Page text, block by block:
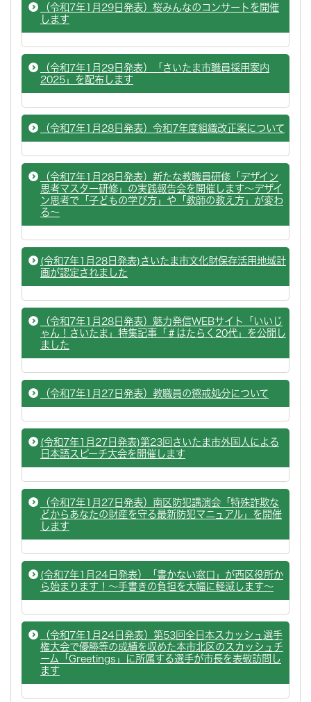
（令和7年1月29日発表）桜みんなのコンサートを開催
します
（令和7年1月29日発表）「さいたま市職員採用案内
2025」を配布します
（令和7年1月28日発表）令和7年度組織改正案について
（令和7年1月28日発表）新たな教職員研修「デザイン
思考マスター研修」の実践報告会を開催します～デザイ
ン思考で「子どもの学び方」や「教師の教え方」が変わ
る～
(令和7年1月28日発表)さいたま市文化財保存活用地域計
画が認定されました
（令和7年1月28日発表）魅力発信WEBサイト「いいじ
ゃん！さいたま」特集記事「＃はたらく20代」を公開し
ました
（令和7年1月27日発表）教職員の懲戒処分について
(令和7年1月27日発表)第23回さいたま市外国人による
日本語スピーチ大会を開催します
（令和7年1月27日発表）南区防犯講演会「特殊詐欺な
どからあなたの財産を守る最新防犯マニュアル」を開催
します
(令和7年1月24日発表）「書かない窓口」が西区役所か
ら始まります！～手書きの負担を大幅に軽減します～
（令和7年1月24日発表）第53回全日本スカッシュ選手
権大会で優勝等の成績を収めた本市北区のスカッシュチ
ーム「Greetings」に所属する選手が市長を表敬訪問し
ます